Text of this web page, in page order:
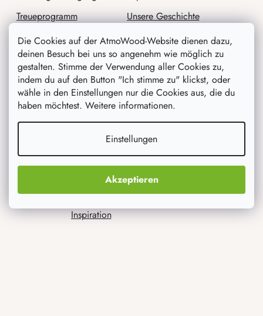
Die Cookies auf der AtmoWood-Website dienen dazu,
deinen Besuch bei uns so angenehm wie möglich zu
gestalten. Stimme der Verwendung aller Cookies zu,
indem du auf den Button "Ich stimme zu" klickst, oder
wähle in den Einstellungen nur die Cookies aus, die du
haben möchtest. Weitere informationen.
Einstellungen
Akzeptieren
Treueprogramm
Reklamation der Ware
Widerrufsbelehrung
AGB
Datenschutz
Unsere Geschichte
Angebot für Unternehmen
Die Förderwerkstatt
Wir werden sie beraten
Blog
Inspiration